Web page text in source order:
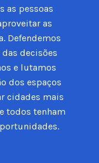
as pessoas
as
Defendemos
decisões
e lutamos
dos espaços
cidades mais
todos tenham